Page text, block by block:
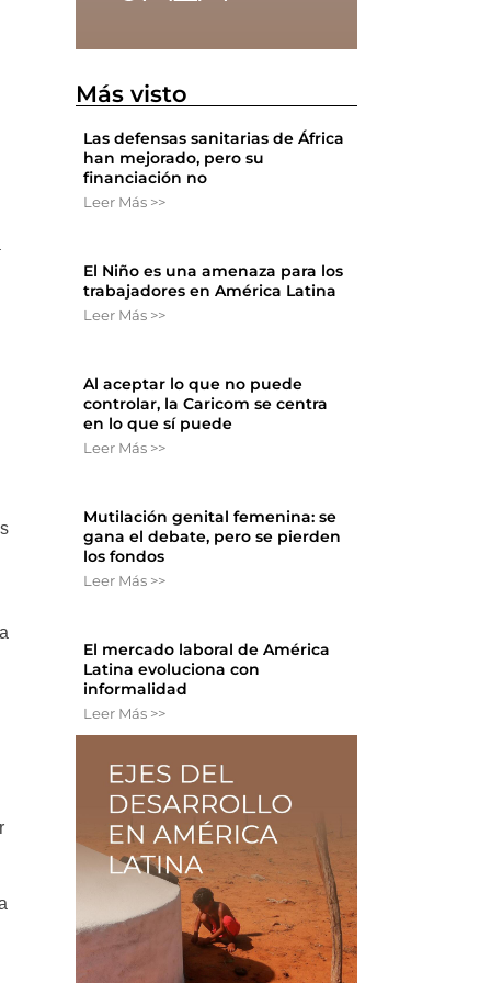
Más visto
Las defensas sanitarias de África
han mejorado, pero su
financiación no
Leer Más >>
El Niño es una amenaza para los
trabajadores en América Latina
Leer Más >>
Al aceptar lo que no puede
controlar, la Caricom se centra
en lo que sí puede
Leer Más >>
Mutilación genital femenina: se
gana el debate, pero se pierden
los fondos
Leer Más >>
El mercado laboral de América
Latina evoluciona con
informalidad
Leer Más >>